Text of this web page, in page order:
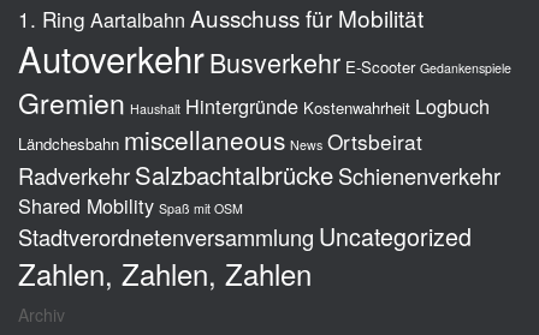
1. Ring Aartalbahn Ausschuss für Mobilität
AutoverkehrBusverkehr E-Scooter Gedankenspiele
Gremien Haushalt Hintergründe Kostenwahrheit Logbuch
Ländchesbahn miscellaneous News Ortsbeirat
RadverkehrSalzbachtalbrückeSchienenverkehr
Shared Mobility Spaß mit OSM
Stadtverordnetenversammlung Uncategorized
Zahlen, Zahlen, Zahlen
Archiv